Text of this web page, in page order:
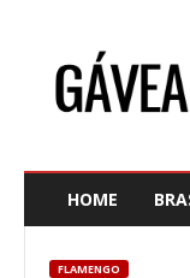
HOME
FLAMENGO